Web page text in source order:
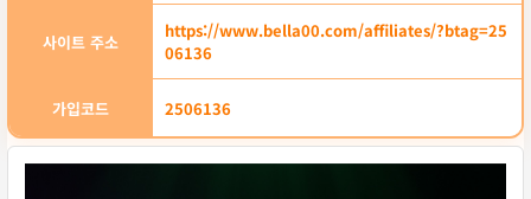
사이트 주소
https://www.bella00.com/affiliates/?btag=25
06136
가입코드 2506136